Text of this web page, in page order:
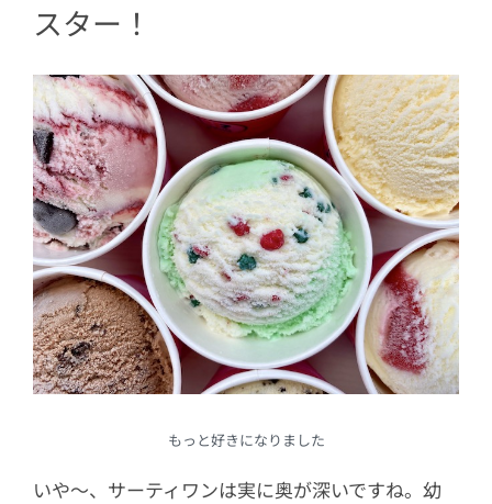
スター！
もっと好きになりました
いや〜、サーティワンは実に奥が深いですね。幼